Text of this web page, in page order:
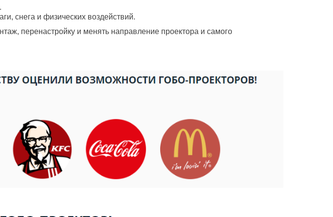
снега и физических воздействий.
перенастройку и менять направление проектора и самого